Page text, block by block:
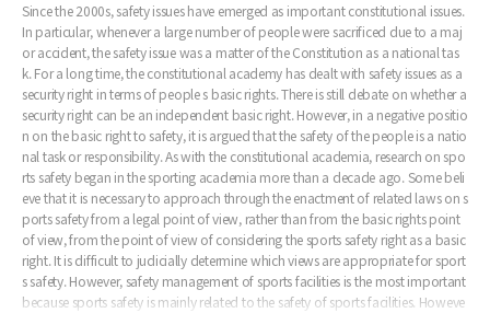
Since the 2000s, safety issues have emerged as important constitutional issues.
In particular, whenever a large number of people were sacrificed due to a maj
or accident, the safety issue was a matter of the Constitution as a national tas
k. For a long time, the constitutional academy has dealt with safety issues as a
security right in terms of people s basic rights. There is still debate on whether a
security right can be an independent basic right. However, in a negative positio
n on the basic right to safety, it is argued that the safety of the people is a natio
nal task or responsibility. As with the constitutional academia, research on spo
rts safety began in the sporting academia more than a decade ago. Some beli
eve that it is necessary to approach through the enactment of related laws on s
ports safety from a legal point of view, rather than from the basic rights point
of view, from the point of view of considering the sports safety right as a basic
right. It is difficult to judicially determine which views are appropriate for sport
s safety. However, safety management of sports facilities is the most important
because sports safety is mainly related to the safety of sports facilities. Howeve